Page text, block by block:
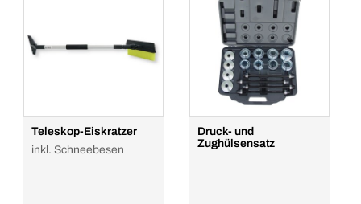
Teleskop-Eiskratzer
inkl. Schneebesen
Druck- und
Zughülsensatz